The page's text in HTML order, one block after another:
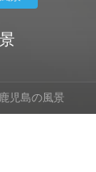
児島の風景